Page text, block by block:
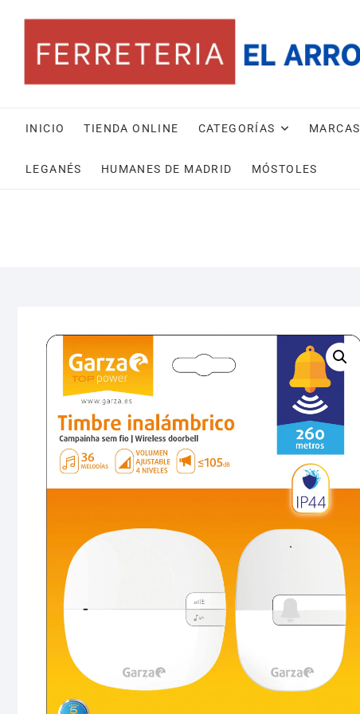
contenido
INICIO TIENDA ONLINE CATEGORÍAS MARCAS
LEGANÉS HUMANES DE MADRID MÓSTOLES